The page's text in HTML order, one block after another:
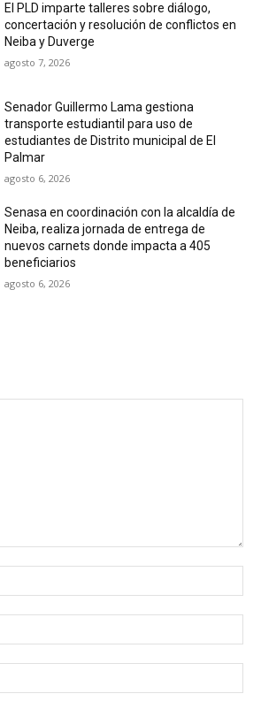
El PLD imparte talleres sobre diálogo,
concertación y resolución de conflictos en
Neiba y Duverge
agosto 7, 2026
Senador Guillermo Lama gestiona
transporte estudiantil para uso de
estudiantes de Distrito municipal de El
Palmar
agosto 6, 2026
Senasa en coordinación con la alcaldía de
Neiba, realiza jornada de entrega de
nuevos carnets donde impacta a 405
beneficiarios
agosto 6, 2026